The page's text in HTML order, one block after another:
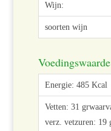
Voedingswaarde